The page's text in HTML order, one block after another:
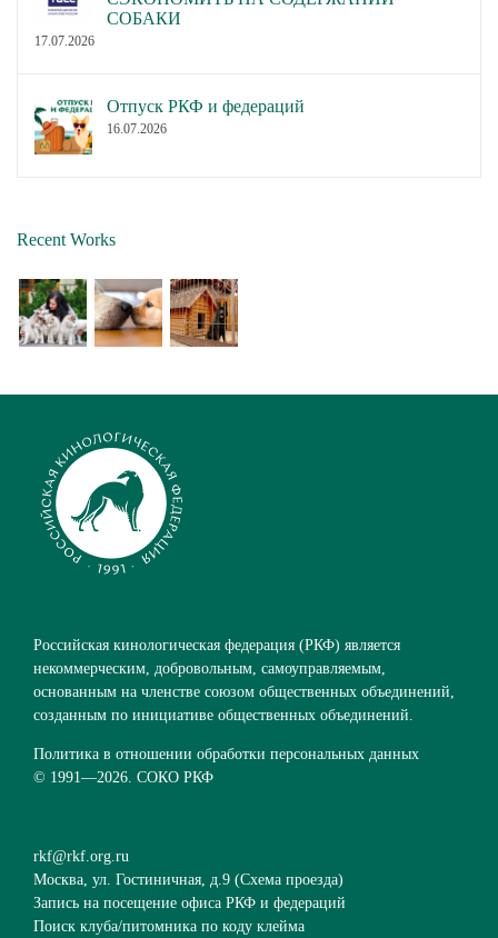
СОБАКИ
17.07.2026
Отпуск РКФ и федераций
16.07.2026
Recent Works
Российская кинологическая федерация (РКФ) является
некоммерческим, добровольным, самоуправляемым,
основанным на членстве союзом общественных объединений,
созданным по инициативе общественных объединений.
Политика в отношении обработки персональных данных
© 1991—2026. СОКО РКФ
rkf@rkf.org.ru
Москва, ул. Гостиничная, д.9 (Схема проезда)
Запись на посещение офиса РКФ и федераций
Поиск клуба/питомника по коду клейма